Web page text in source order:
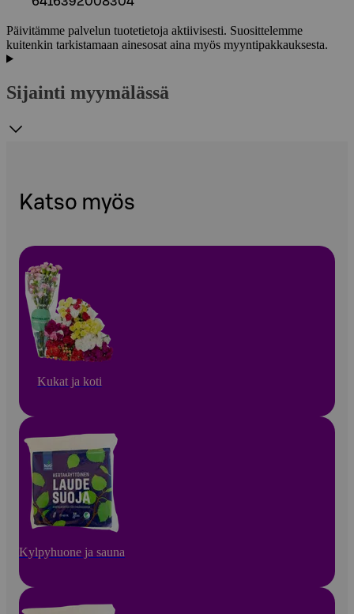
Päivitämme palvelun tuotetietoja aktiivisesti. Suosittelemme
kuitenkin tarkistamaan ainesosat aina myös myyntipakkauksesta.
Sijainti myymälässä
Katso myös
Kukat ja koti
Kylpyhuone ja sauna